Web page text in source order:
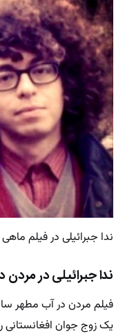
ندا جبرائیلی در فیلم
ندا جبرائیلی در
فیلم مردن در آب مطهر
یک زوج جوان افغانستانی